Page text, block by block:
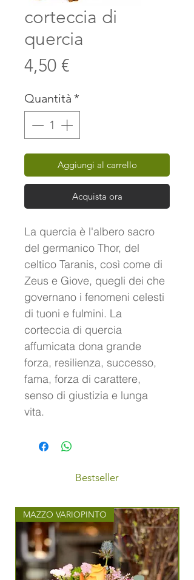
corteccia di
quercia
4,50 €
Quantità *
Aggiungi al carrello
Acquista ora
La quercia è l'albero sacro
del germanico Thor, del
celtico Taranis, così come di
Zeus e Giove, quegli dei che
governano i fenomeni celesti
di tuoni e fulmini. La
corteccia di quercia
affumicata dona grande
forza, resilienza, successo,
fama, forza di carattere,
senso di giustizia e lunga
vita.
Bestseller
MAZZO VARIOPINTO